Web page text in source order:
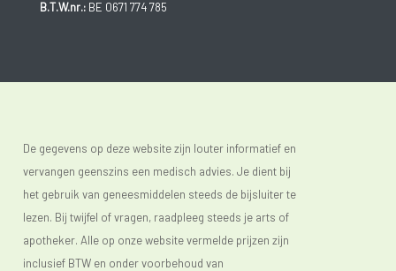
B.T.W.nr.:BE 0671 774 785
De gegevens op deze website zijn louter informatief en
vervangen geenszins een medisch advies. Je dient bij
het gebruik van geneesmiddelen steeds de bijsluiter te
lezen. Bij twijfel of vragen, raadpleeg steeds je arts of
apotheker. Alle op onze website vermelde prijzen zijn
inclusief BTW en onder voorbehoud van